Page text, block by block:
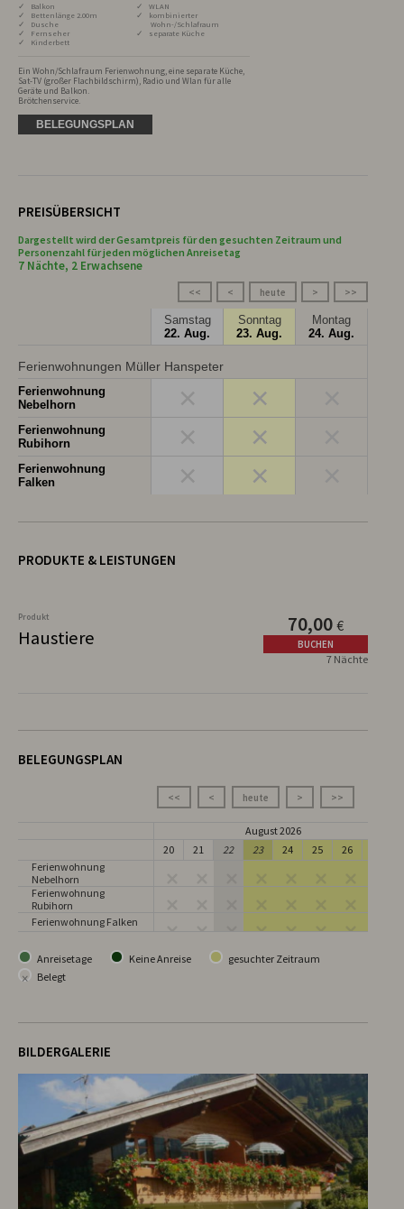
✓ Balkon
✓ Bettenlänge 2.00m
✓ Dusche
✓ Fernseher
✓ Kinderbett
✓ WLAN
✓ kombinierter
Wohn-/Schlafraum
✓ separate Küche
Ein Wohn/Schlafraum Ferienwohnung, eine separate Küche,
Sat-TV (großer Flachbildschirm), Radio und Wlan für alle
Geräte und Balkon.
Brötchenservice.
BELEGUNGSPLAN
PREISÜBERSICHT
Dargestellt wird der Gesamtpreis für den gesuchten Zeitraum und
Personenzahl für jeden möglichen Anreisetag
7 Nächte, 2 Erwachsene
>>
>
heute
<
<<
Samstag
22. Aug.
Sonntag
23. Aug.
Montag
24. Aug.
Ferienwohnungen Müller Hanspeter
Ferienwohnung
Nebelhorn
×
Ferienwohnung
Rubihorn
×
Ferienwohnung
Falken
×
PRODUKTE & LEISTUNGEN
Produkt
Haustiere
70,00 €
BUCHEN
7 Nächte
BELEGUNGSPLAN
<< < heute > >>
August 2026
20
21 22 23 24 25 26
Ferienwohnung
Nebelhorn
Ferienwohnung
Rubihorn
Ferienwohnung Falken
Anreisetage Keine Anreise gesuchter Zeitraum
× Belegt
BILDERGALERIE